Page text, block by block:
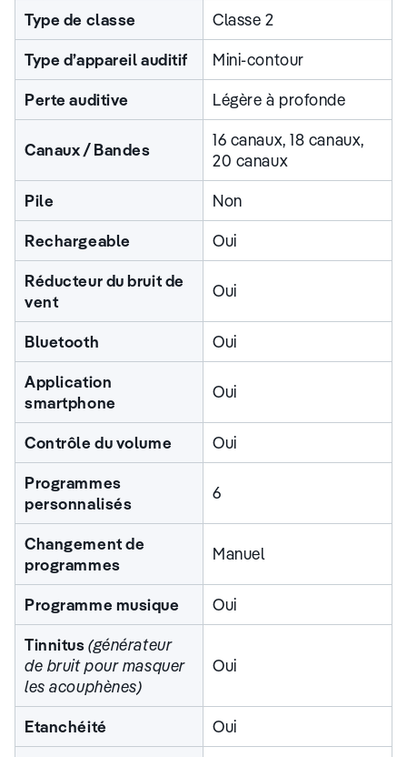
Type de classe
Classe 2
Type d’appareil auditif
Mini-contour
Perte auditive
Légère à profonde
Canaux / Bandes
16 canaux, 18 canaux,
20 canaux
Pile
Non
Rechargeable
Oui
Réducteur du bruit de
vent
Oui
Bluetooth
Oui
Application
smartphone
Oui
Contrôle du volume
Oui
Programmes
personnalisés
6
Changement de
programmes
Manuel
Programme musique
Oui
Tinnitus(générateur
de bruit pour masquer
les acouphènes)
Oui
Etanchéité
Oui